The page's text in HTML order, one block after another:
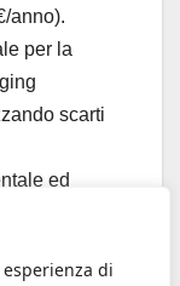
di
anno).
per la
scarti
ed